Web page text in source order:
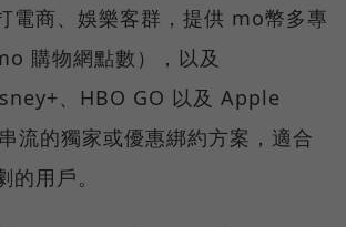
電商、娛樂客群，提供 mo幣多專
購物網點數），以及
、HBO GO 以及 Apple
流的獨家或優惠綁約方案，適合
用戶。